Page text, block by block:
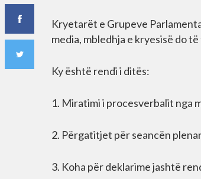
Kryetarët e Grupeve
media, mbledhja e kryesisë do
Ky është rendi i ditës:
1. Miratimi i procesverbalit nga
2. Përgatitjet për seancën
3. Koha për deklarime jashtë